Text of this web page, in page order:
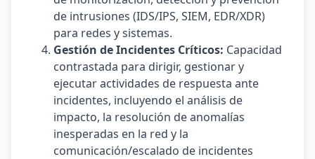
de intrusiones (IDS/IPS, SIEM, EDR/XDR)
para redes y sistemas.
Gestión de Incidentes Críticos: Capacidad
contrastada para dirigir, gestionar y
ejecutar actividades de respuesta ante
incidentes, incluyendo el análisis de
impacto, la resolución de anomalías
inesperadas en la red y la
comunicación/escalado de incidentes